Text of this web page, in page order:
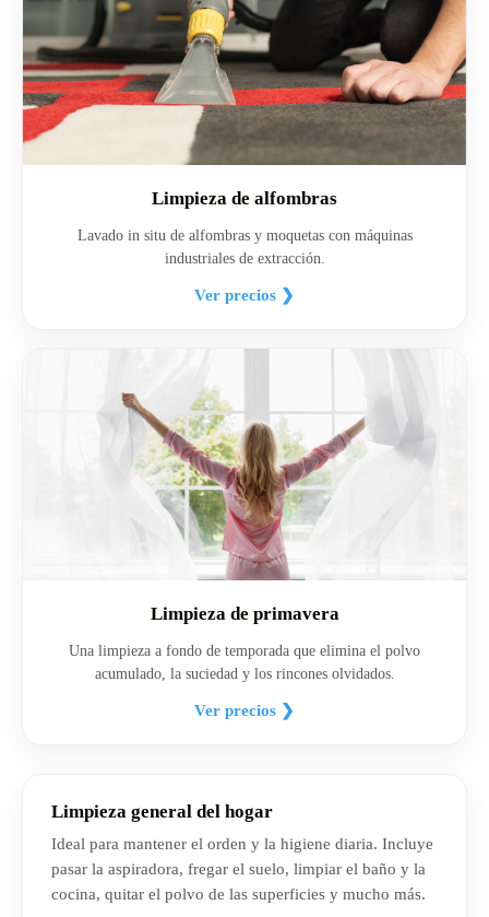
Limpieza de alfombras
Lavado in situ de alfombras y moquetas con máquinas
industriales de extracción.
Ver precios ❯
Limpieza de primavera
Una limpieza a fondo de temporada que elimina el polvo
acumulado, la suciedad y los rincones olvidados.
Ver precios ❯
Limpieza general del hogar
Ideal para mantener el orden y la higiene diaria. Incluye
pasar la aspiradora, fregar el suelo, limpiar el baño y la
cocina, quitar el polvo de las superficies y mucho más.